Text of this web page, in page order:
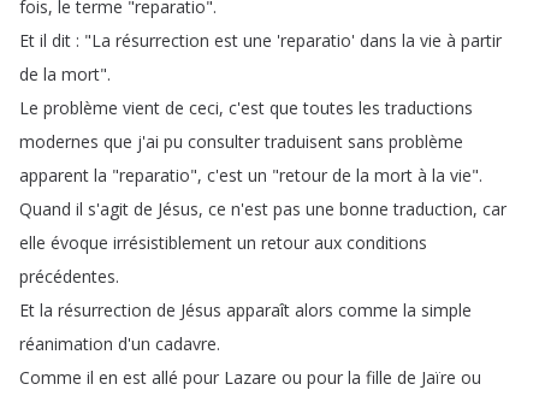
fois, le terme "reparatio".
Et il dit : "La résurrection est une 'reparatio' dans la vie à partir
de la mort".
Le problème vient de ceci, c'est que toutes les traductions
modernes que j'ai pu consulter traduisent sans problème
apparent la "reparatio", c'est un "retour de la mort à la vie".
Quand il s'agit de Jésus, ce n'est pas une bonne traduction, car
elle évoque irrésistiblement un retour aux conditions
précédentes.
Et la résurrection de Jésus apparaît alors comme la simple
réanimation d'un cadavre.
Comme il en est allé pour Lazare ou pour la fille de Jaïre ou